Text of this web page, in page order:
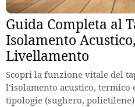
Guida Completa al
Isolamento
Livellamento
Scopri la funzione vitale del
l’isolamento acustico,
tipologie (sughero,